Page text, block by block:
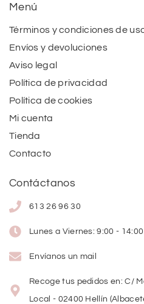
Menú
Términos y condiciones de
Envíos y devoluciones
Aviso legal
Política de privacidad
Política de cookies
Mi cuenta
Tienda
Contacto
Contáctanos
613 26 96 30
Lunes a Viernes: 9:00 -
Envíanos un mail
Recoge tus pedidos en: C/
Local - 02400 Hellín